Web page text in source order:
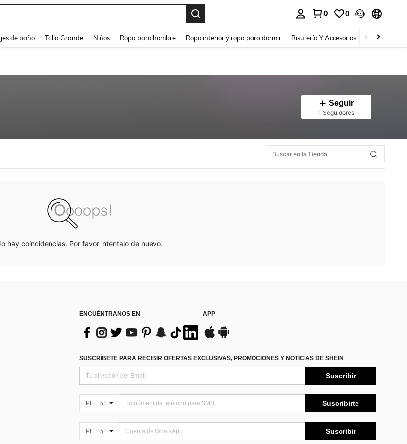
0 0
de baño Talla Grande Niños Ropa para hombre Ropa interior y ropa para dormir Bisutería Y Accesorios Zapatos
Seguir
1 Seguidores
hay coincidencias. Por favor inténtalo de nuevo.
ENCUÉNTRANOS EN APP
SUSCRÍBETE PARA RECIBIR OFERTAS EXCLUSIVAS, PROMOCIONES Y NOTICIAS DE SHEIN
Suscribir
PE + 51 Suscribirte
PE + 51 Suscribir